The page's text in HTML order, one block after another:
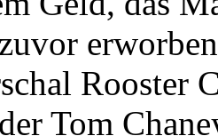
Rooster
Tom